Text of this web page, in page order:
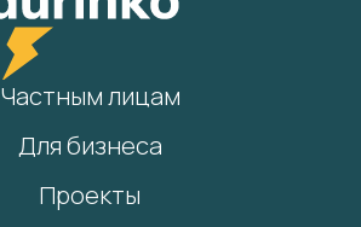
Частным лицам
Для бизнеса
Проекты